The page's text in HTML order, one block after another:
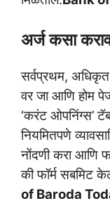
अर्ज कसा
सर्वप्रथम,
वर जा आणि होम
‘करंट ओपनिंग्स’
नियमितपणे
नोंदणी करा आणि
की फॉर्म सबमिट
of Baroda